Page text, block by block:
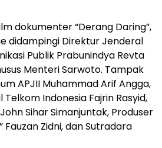
dokumenter “Derang Daring”,
didampingi Direktur Jenderal
Publik Prabunindya Revta
Menteri Sarwoto. Tampak
APJII Muhammad Arif Angga,
Telkom Indonesia Fajrin Rasyid,
Sihar Simanjuntak, Produser
Fauzan Zidni, dan Sutradara